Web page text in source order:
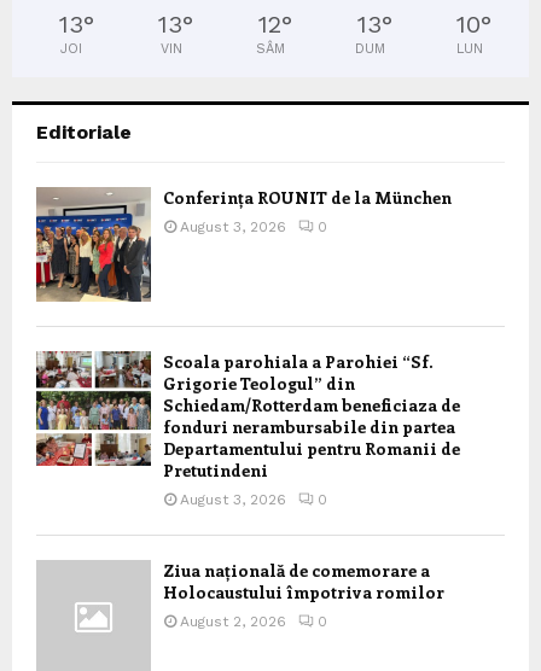
13°
JOI
13°
VIN
12°
SÂM
13°
DUM
10°
LUN
Editoriale
Conferința ROUNIT de la München
August 3, 2026 0
Scoala parohiala a Parohiei “Sf.
Grigorie Teologul” din
Schiedam/Rotterdam beneficiaza de
fonduri nerambursabile din partea
Departamentului pentru Romanii de
Pretutindeni
August 3, 2026 0
Ziua națională de comemorare a
Holocaustului împotriva romilor
August 2, 2026 0